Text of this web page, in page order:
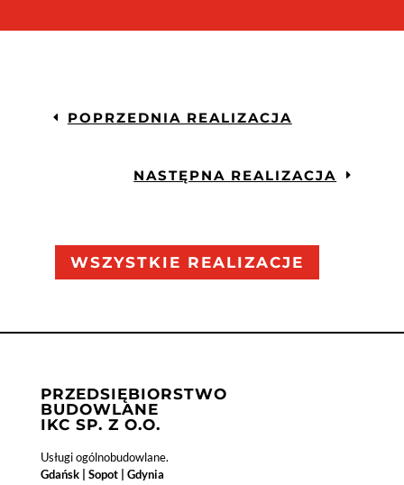
POPRZEDNIA REALIZACJA
NASTĘPNA REALIZACJA
WSZYSTKIE REALIZACJE
PRZEDSIĘBIORSTWO
BUDOWLANE
IKC SP. Z O.O.
Usługi ogólnobudowlane.
Gdańsk | Sopot | Gdynia